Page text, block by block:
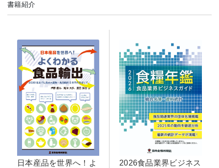
書籍紹介
日本産品を世界へ！よ
2026食品業界ビジネス